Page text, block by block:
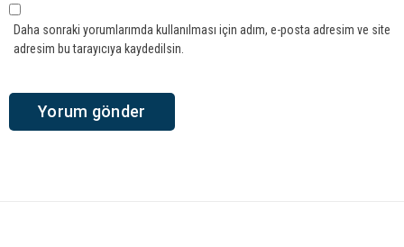
Daha sonraki yorumlarımda kullanılması için adım, e-posta adresim ve site
adresim bu tarayıcıya kaydedilsin.